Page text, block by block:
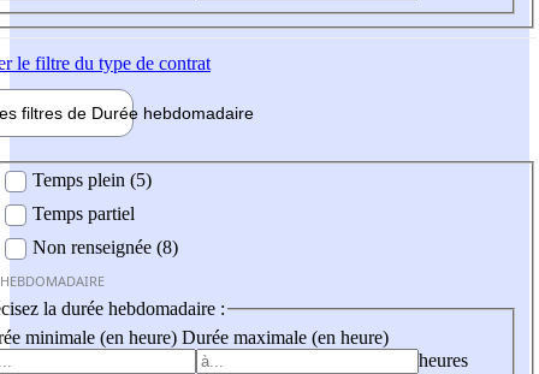
le filtre du type de contrat
filtres de Durée hebdomadaire
Temps plein (5)
Temps partiel
Non renseignée (8)
la durée hebdomadaire :
minimale (en heure) Durée maximale (en heure)
heures